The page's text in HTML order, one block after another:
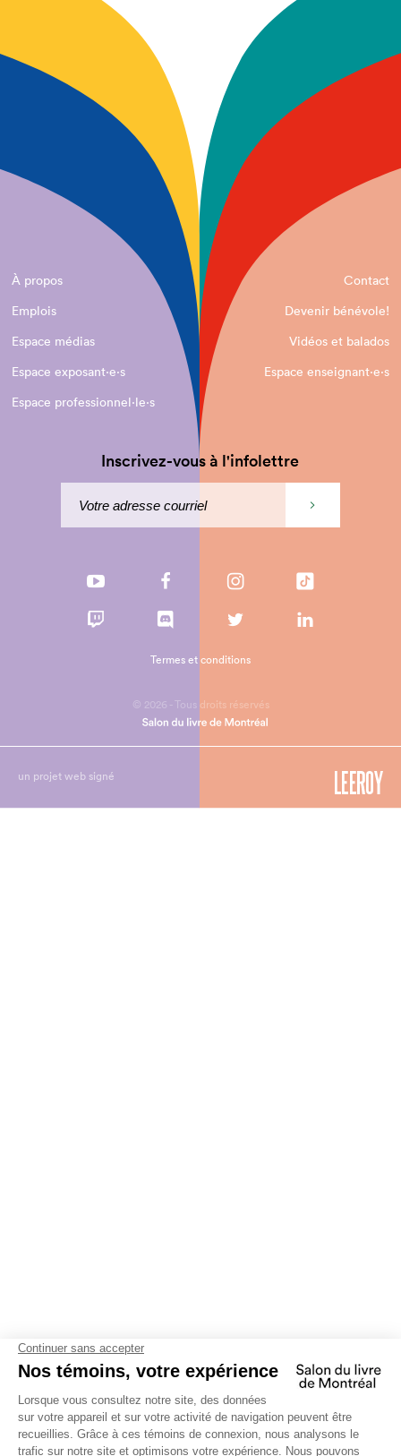
À propos
Contact
Emplois
Devenir bénévole!
Espace médias
Vidéos et balados
Espace exposant·e⋅s
Espace enseignant·e⋅s
Espace professionnel·le⋅s
Inscrivez-vous à l'infolettre
© 2026 - Tous droits réservés
Termes et conditions
un projet web signé